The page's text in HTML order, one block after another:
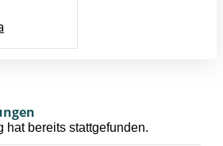
hat bereits stattgefunden.